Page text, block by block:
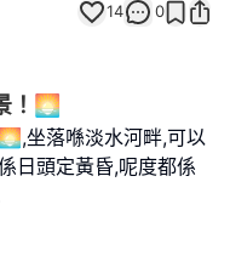
14 0
！🌅
坐落喺淡水河畔,可以
日頭定黃昏,呢度都係